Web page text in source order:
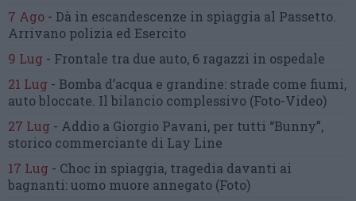
7 Ago - Dà in escandescenze in spiaggia al Passetto.
Arrivano polizia ed Esercito
9 Lug - Frontale tra due auto, 6 ragazzi in ospedale
21 Lug - Bomba d’acqua e grandine: strade come fiumi,
auto bloccate. Il bilancio complessivo (Foto-Video)
27 Lug - Addio a Giorgio Pavani, per tutti “Bunny”,
storico commerciante di Lay Line
17 Lug - Choc in spiaggia, tragedia davanti ai
bagnanti:uomo muore annegato (Foto)